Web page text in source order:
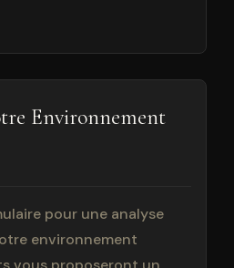
Environnement
pour une analyse
environnement